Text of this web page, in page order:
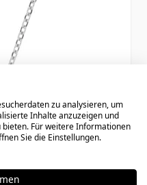
zu analysieren, um
Inhalte anzuzeigen und
Für weitere Informationen
Sie die Einstellungen.